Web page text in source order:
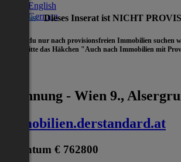
English
German
Hinweis:Dieses Inserat ist NICHT
- Wenn du nur nach provisionsfreien Immobilien suchen
bitte das Häkchen "Auch nach Immobilien mit
Wohnung - Wien 9.,
immobilien.derstandard.at
Eigentum € 762800